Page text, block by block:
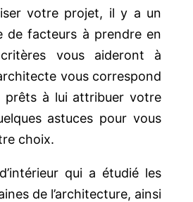
votre projet, il y a un
de facteurs à prendre en
vous aideront à
vous correspond
prêts à lui attribuer votre
astuces pour vous
choix.
qui a étudié les
de l’architecture, ainsi